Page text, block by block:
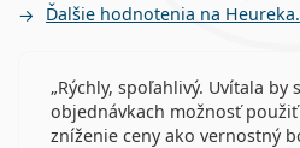
Ďalšie hodnotenia na
Rýchly, spoľahlivý. Uvítala by
objednávkach možnosť
zníženie ceny ako vernostný